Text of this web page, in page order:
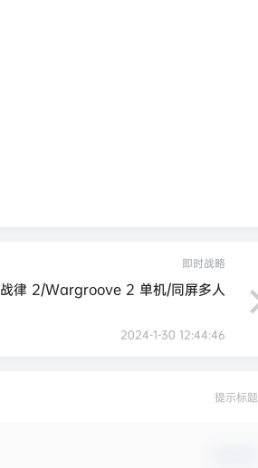
即时战略
战律 2/Wargroove 2 单机/同屏多人
2024-1-30 12:44:46
提示标题